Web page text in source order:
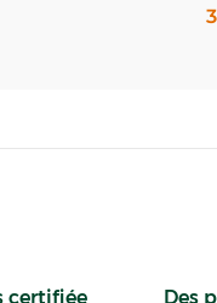
certifiée Des